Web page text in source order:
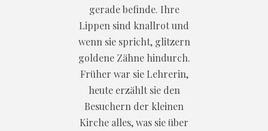
gerade befinde. Ihre
Lippen sind knallrot und
wenn sie spricht, glitzern
goldene Zähne hindurch.
Früher war sie Lehrerin,
heute erzählt sie den
Besuchern der kleinen
Kirche alles, was sie über